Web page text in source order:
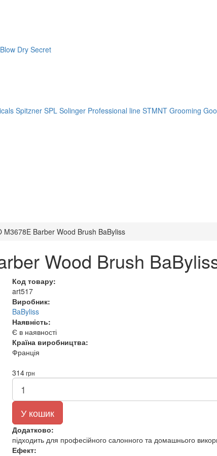
Dry Secret
Spitzner SPL Solinger Professional line STMNT Grooming
M3678E Barber Wood Brush BaByliss
Wood Brush
Код товару:
art517
Виробник:
BaByliss
Наявність:
Є в наявності
Країна виробництва:
Франція
314грн
У кошик
Додатково:
підходить для професійного салонного та домашнього
Ефект: